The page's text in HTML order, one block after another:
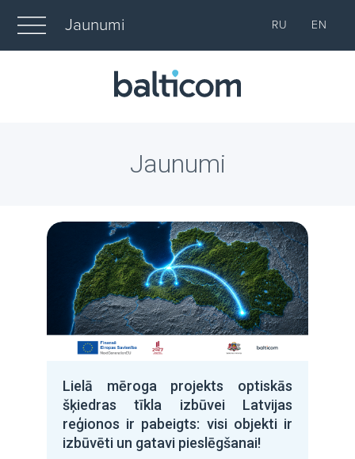
Jaunumi RU EN
Jaunumi
Lielā mēroga projekts optiskās
šķiedras tīkla izbūvei Latvijas
reģionos ir pabeigts: visi objekti ir
izbūvēti un gatavi pieslēgšanai!